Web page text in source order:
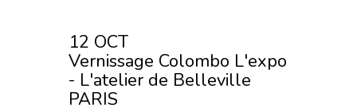
12 OCT
Vernissage Colombo L'expo
- L'atelier de Belleville
PARIS